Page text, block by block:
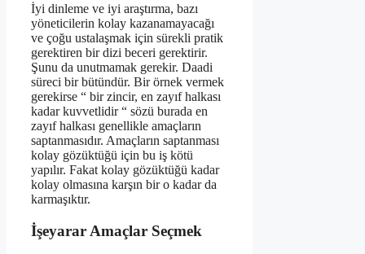
İyi dinleme ve iyi araştırma, bazı
yöneticilerin kolay kazanamayacağı
ve çoğu ustalaşmak için sürekli pratik
gerektiren bir dizi beceri gerektirir.
Şunu da unutmamak gerekir. Daadi
süreci bir bütündür. Bir örnek vermek
gerekirse “ bir zincir, en zayıf halkası
kadar kuvvetlidir “ sözü burada en
zayıf halkası genellikle amaçların
saptanmasıdır. Amaçların saptanması
kolay gözüktüğü için bu iş kötü
yapılır. Fakat kolay gözüktüğü kadar
kolay olmasına karşın bir o kadar da
karmaşıktır.
İşeyarar Amaçlar Seçmek